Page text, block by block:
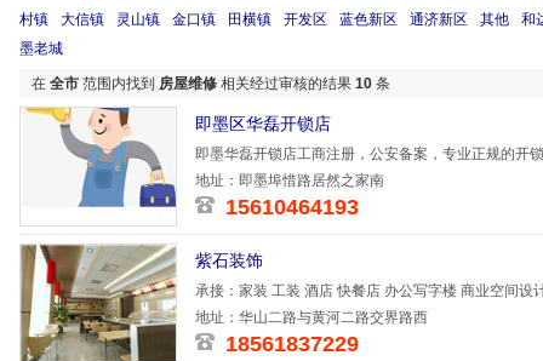
村镇
大信镇 灵山镇 金口镇 田横镇 开发区 蓝色新区 通济新区 其他
和
墨老城
在 全市 范围内找到 房屋维修 相关经过审核的结果 10 条
即墨区华磊开锁店
即墨华磊开锁店工商注册，公安备案，专业正规的开
锁，维修保险
地址：即墨埠惜路居然之家南
15610464193
紫石装饰
承接：家装 工装 酒店 快餐店 办公写字楼 商业空间设
地址：华山二路与黄河二路交界路西
18561837229